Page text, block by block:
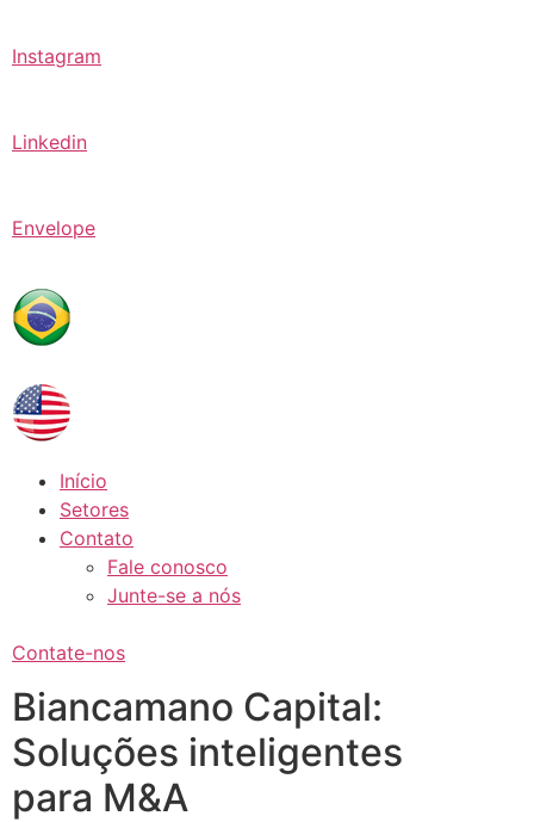
Instagram
Linkedin
Envelope
Início
Setores
Contato
Fale conosco
Junte-se a nós
Contate-nos
Biancamano Capital:
Soluções inteligentes
para M&A